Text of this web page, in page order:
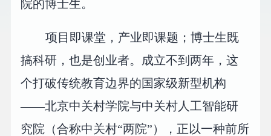
院的博士生。
项目即课堂，产业即课题；博士生既
搞科研，也是创业者。成立不到两年，这
个打破传统教育边界的国家级新型机构
——北京中关村学院与中关村人工智能研
究院（合称中关村“两院”），正以一种前所